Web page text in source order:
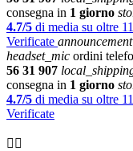
consegna in 1 giorno
4.7/5 di media su oltre
Verificate announcement
headset_mic ordini
56 31 907
consegna in 1 giorno
4.7/5 di media su oltre
Verificate
